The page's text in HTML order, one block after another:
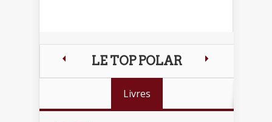
LE TOP POLAR
Livres